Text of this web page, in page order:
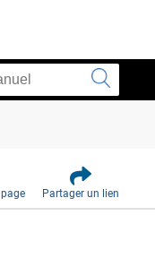
Partager un lien